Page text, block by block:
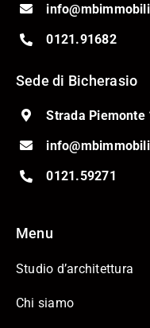
0121.91682
Sede di Bicherasio
Strada Piemonte
0121.59271
Menu
Studio d’architettura
Chi siamo